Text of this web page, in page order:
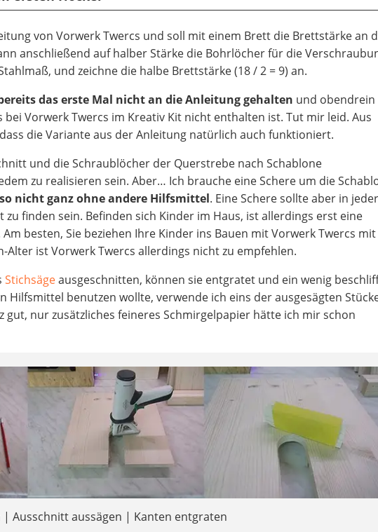
von Vorwerk Twercs und soll mit einem Brett die Brettstärke an
anschließend auf halber Stärke die Bohrlöcher für die
und zeichne die halbe Brettstärke (18 / 2 = 9) an.
das erste Mal nicht an die Anleitung gehalten und obendrein
bei Vorwerk Twercs im Kreativ Kit nicht enthalten ist. Tut mir leid. Aus
die Variante aus der Anleitung natürlich auch funktioniert.
und die Schraublöcher der Querstrebe nach Schablone
zu realisieren sein. Aber… Ich brauche eine Schere um die
nicht ganz ohne andere Hilfsmittel. Eine Schere sollte aber in jeder
finden sein. Befinden sich Kinder im Haus, ist allerdings erst eine
besten, Sie beziehen Ihre Kinder ins Bauen mit Vorwerk Twercs mit
Alter ist Vorwerk Twercs allerdings nicht zu empfehlen.
Stichsägeausgeschnitten, können sie entgratet und ein wenig
Hilfsmittel benutzen wollte, verwende ich eins der ausgesägten
gut, nur zusätzliches feineres Schmirgelpapier hätte ich mir schon
| Ausschnitt aussägen | Kanten entgraten